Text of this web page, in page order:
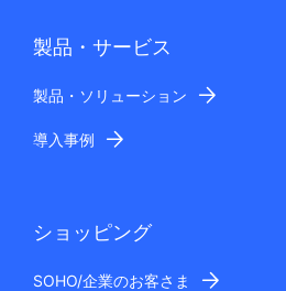
製品・サービス
製品・ソリューション
導入事例
ショッピング
SOHO/企業のお客さま